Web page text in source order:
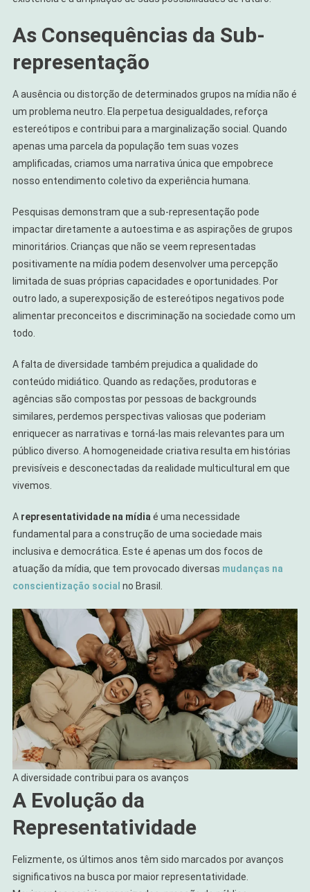
As Consequências da Sub-
representação
A ausência ou distorção de determinados grupos na mídia não é
um problema neutro. Ela perpetua desigualdades, reforça
estereótipos e contribui para a marginalização social. Quando
apenas uma parcela da população tem suas vozes
amplificadas, criamos uma narrativa única que empobrece
nosso entendimento coletivo da experiência humana.
Pesquisas demonstram que a sub-representação pode
impactar diretamente a autoestima e as aspirações de grupos
minoritários. Crianças que não se veem representadas
positivamente na mídia podem desenvolver uma percepção
limitada de suas próprias capacidades e oportunidades. Por
outro lado, a superexposição de estereótipos negativos pode
alimentar preconceitos e discriminação na sociedade como um
todo.
A falta de diversidade também prejudica a qualidade do
conteúdo midiático. Quando as redações, produtoras e
agências são compostas por pessoas de backgrounds
similares, perdemos perspectivas valiosas que poderiam
enriquecer as narrativas e torná-las mais relevantes para um
público diverso. A homogeneidade criativa resulta em histórias
previsíveis e desconectadas da realidade multicultural em que
vivemos.
A representatividade na mídia é uma necessidade
fundamental para a construção de uma sociedade mais
inclusiva e democrática. Este é apenas um dos focos de
atuação da mídia, que tem provocado diversas mudanças na
conscientização social no Brasil.
A diversidade contribui para os avanços
A Evolução da
Representatividade
Felizmente, os últimos anos têm sido marcados por avanços
significativos na busca por maior representatividade.